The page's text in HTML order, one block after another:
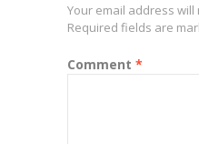
Your email address
Required fields are
Comment *